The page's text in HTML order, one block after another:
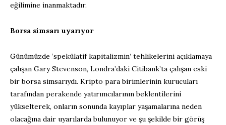
eğilimine inanmaktadır.
Borsa simsarı uyarıyor
Günümüzde ‘spekülatif kapitalizmin’ tehlikelerini açıklamaya
çalışan Gary Stevenson, Londra’daki Citibank’ta çalışan eski
bir borsa simsarıydı. Kripto para birimlerinin kurucuları
tarafından perakende yatırımcılarının beklentilerini
yükselterek, onların sonunda kayıplar yaşamalarına neden
olacağına dair uyarılarda bulunuyor ve şu şekilde bir görüş